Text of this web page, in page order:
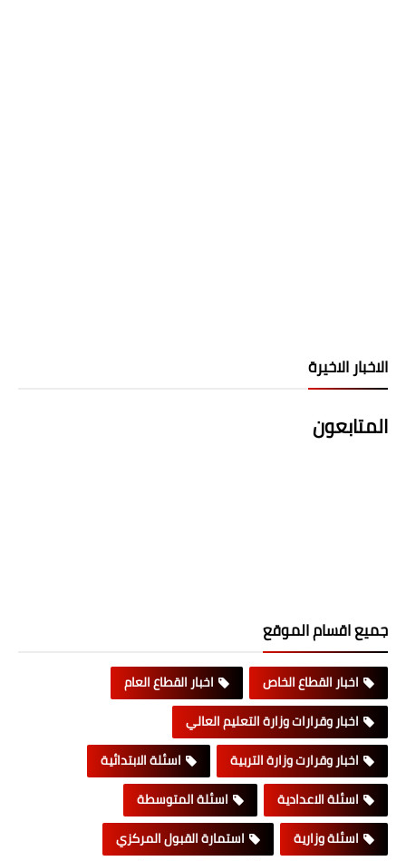
الاخبار الاخيرة
المتابعون
جميع اقسام الموقع
اخبار القطاع الخاص
اخبار القطاع العام
اخبار وقرارات وزارة التعليم العالي
اخبار وقرارت وزارة التربية
اسئلة الابتدائية
اسئلة الاعدادية
اسئلة المتوسطة
اسئلة وزارية
استمارة القبول المركزي